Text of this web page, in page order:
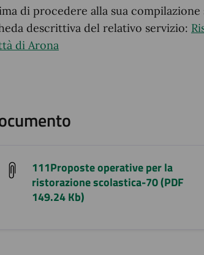
di procedere alla sua
descrittiva del relativo servizio:
di Arona
111Proposte operative per la
ristorazione scolastica-70 (PDF
149.24 Kb)